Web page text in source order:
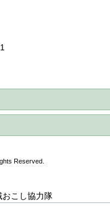
Reserved.
おこし協力隊